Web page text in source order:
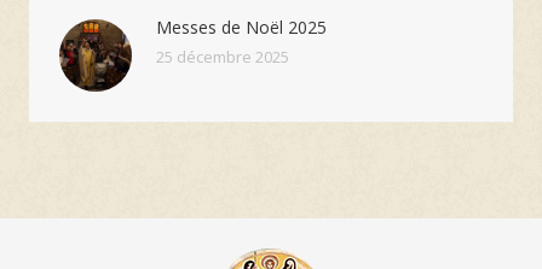
Messes de Noël 2025
25 décembre 2025